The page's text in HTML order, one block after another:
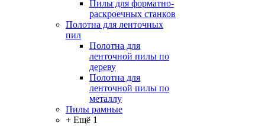
Пилы для форматно-
раскроечных станков
Полотна для ленточных
пил
Полотна для
ленточной пилы по
дереву
Полотна для
ленточной пилы по
металлу
Пилы рамные
+ Ещё 1